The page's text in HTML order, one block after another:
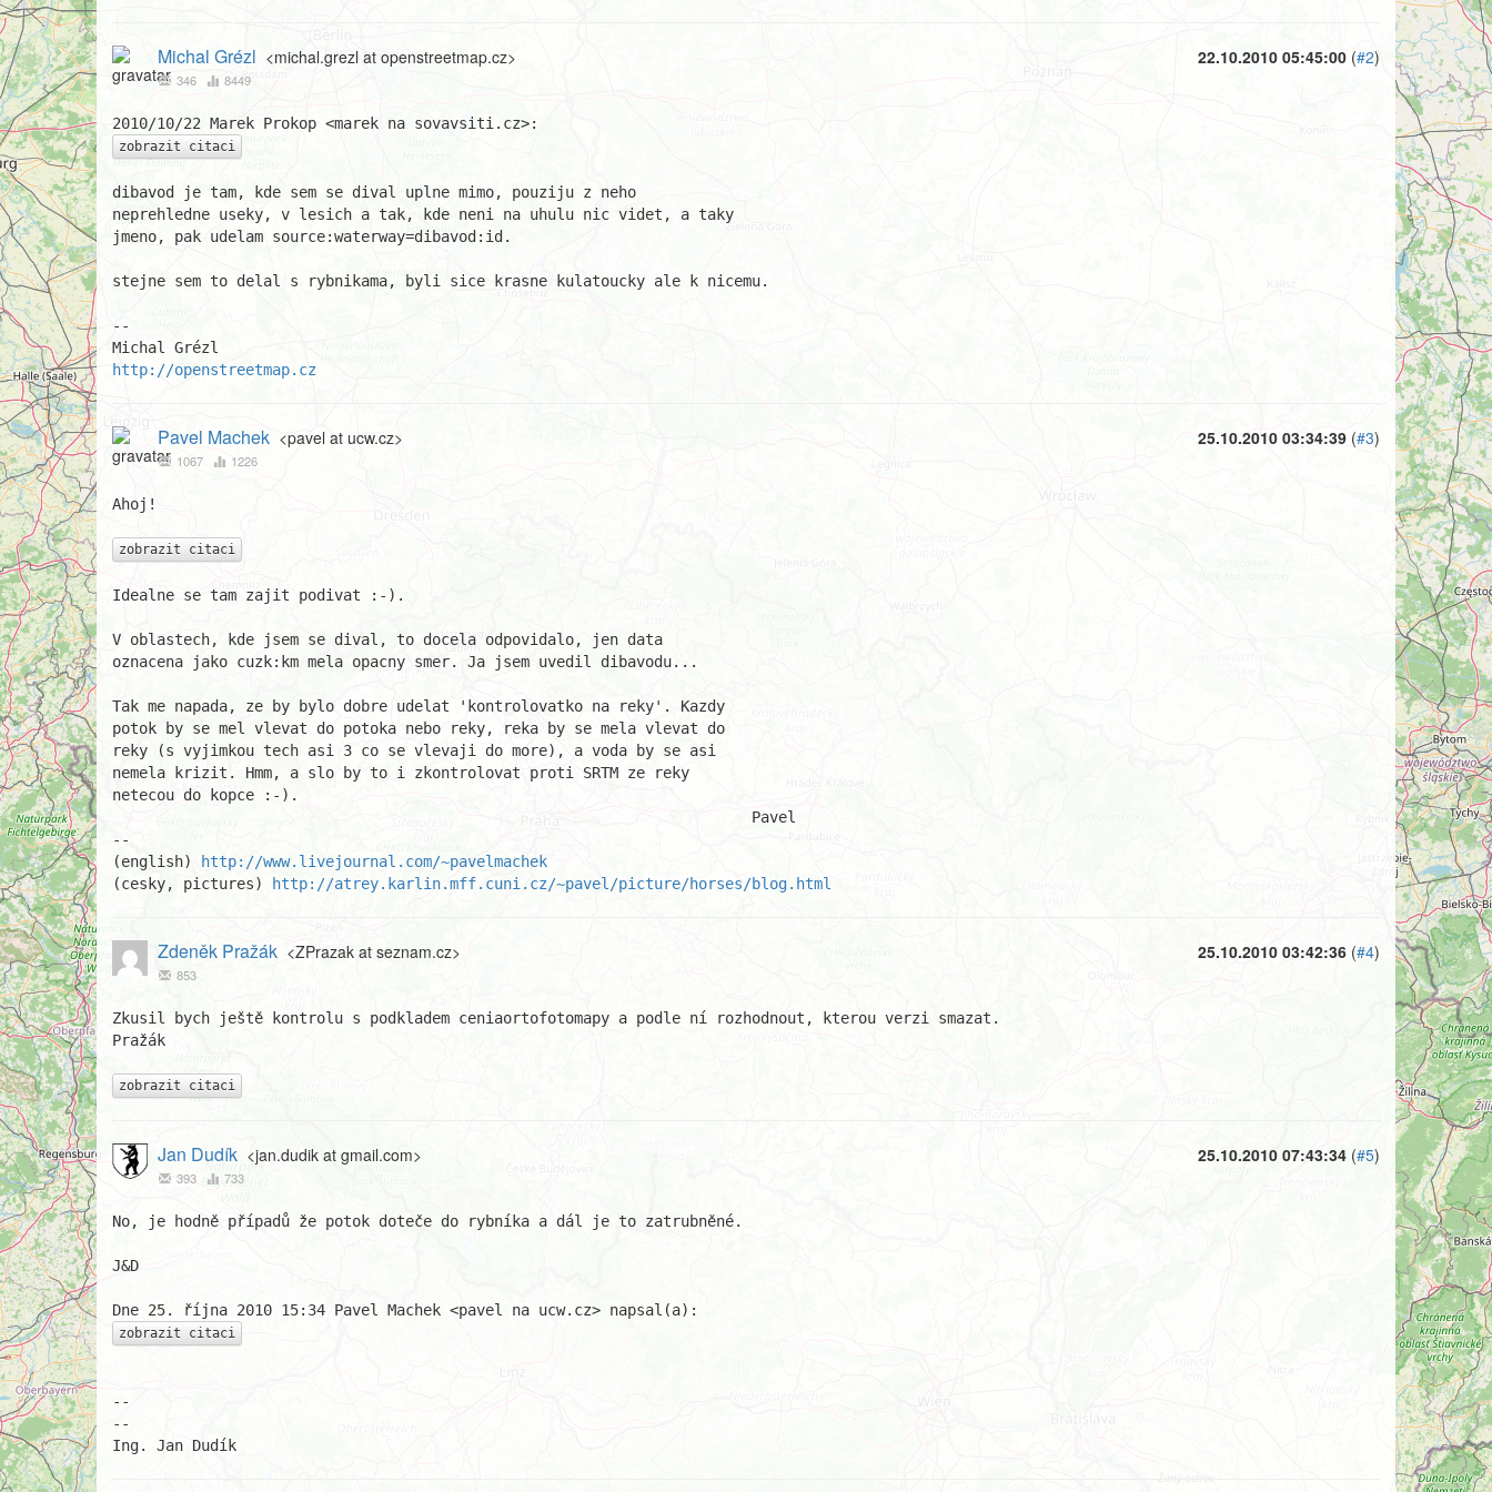
22.10.2010 05:45:00 (#2)
Michal Grézl <michal.grezl at openstreetmap.cz>
346 8449
zobrazit citaci
dibavod je tam, kde sem se dival uplne mimo, pouziju z neho
neprehledne useky, v lesich a tak, kde neni na uhulu nic videt, a taky
jmeno, pak udelam source:waterway=dibavod:id.
stejne sem to delal s rybnikama, byli sice krasne kulatoucky ale k nicemu.
--
http://openstreetmap.cz
25.10.2010 03:34:39 (#3)
Pavel Machek <pavel at ucw.cz>
1067 1226
Ahoj!
zobrazit citaci
Idealne se tam zajit podivat :-).
V oblastech, kde jsem se dival, to docela odpovidalo, jen data
oznacena jako cuzk:km mela opacny smer. Ja jsem uvedil dibavodu...
Tak me napada, ze by bylo dobre udelat 'kontrolovatko na reky'. Kazdy
potok by se mel vlevat do potoka nebo reky, reka by se mela vlevat do
reky (s vyjimkou tech asi 3 co se vlevaji do more), a voda by se asi
nemela krizit. Hmm, a slo by to i zkontrolovat proti SRTM ze reky
netecou do kopce :-).
--
(english)
http://www.livejournal.com/~pavelmachek
(cesky, pictures)
http://atrey.karlin.mff.cuni.cz/~pavel/picture/horses/blog.html
25.10.2010 03:42:36 (#4)
Zdeněk Pražák <ZPrazak at seznam.cz>
853
Zkusil bych ještě kontrolu s podkladem ceniaortofotomapy a podle ní rozhodnout, kterou verzi smazat.
Pražák
zobrazit citaci
25.10.2010 07:43:34 (#5)
Jan Dudík <jan.dudik at gmail.com>
393 733
No, je hodně případů že potok doteče do rybníka a dál je to zatrubněné.
J&D
zobrazit citaci
--
--
Ing. Jan Dudík